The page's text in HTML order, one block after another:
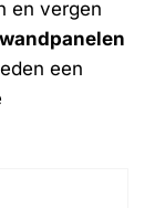
en vergen
een